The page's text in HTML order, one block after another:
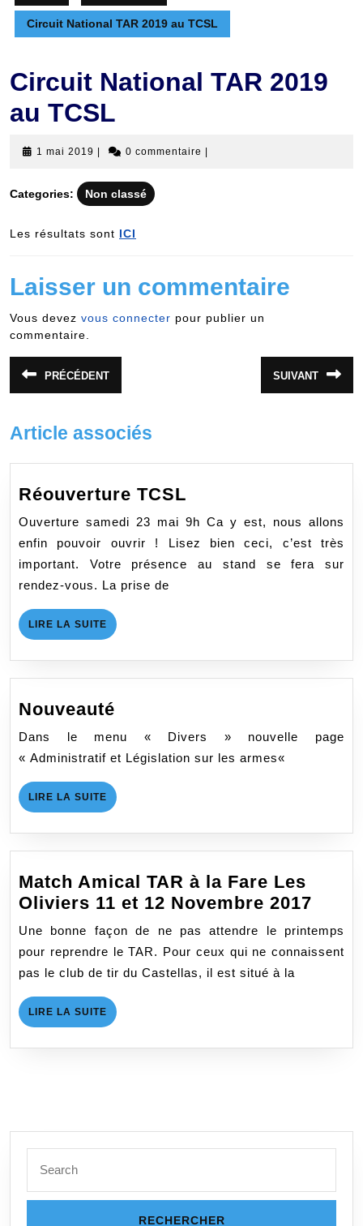
Circuit National TAR 2019 au TCSL
Circuit National TAR 2019
au TCSL
1 mai 2019 1
0 commentaire
Categories: Non classé
Les résultats sont ICI
Laisser un commentaire
Vous devez vous connecter pour publier un
commentaire.
Navigation
de
PRÉCÉDENT
précédent
SUIVANT
suivant
Article associés
Réouverture TCSL
TCSL
Ouverture samedi 23 mai 9h Ca y est, nous allons
enfin pouvoir ouvrir ! Lisez bien ceci, c’est très
important. Votre présence au stand se fera sur
rendez-vous. La prise de
LIRE LA SUITE LIRE
LA
Nouveauté
Dans le menu « Divers » nouvelle page
« Administratif et Législation sur les armes«
LIRE LA SUITE LIRE
LA
Match Amical TAR à la Fare Les
Oliviers 11 et 12 Novembre 2017
TAR
2017
Une bonne façon de ne pas attendre le printemps
pour reprendre le TAR. Pour ceux qui ne connaissent
pas le club de tir du Castellas, il est situé à la
LIRE LA SUITE LIRE
LA
for: